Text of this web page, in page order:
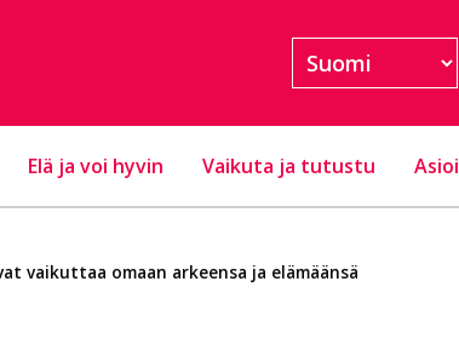
Elä ja voi hyvin Vaikuta ja tutustu Asioi
vaikuttaa omaan arkeensa ja elämäänsä